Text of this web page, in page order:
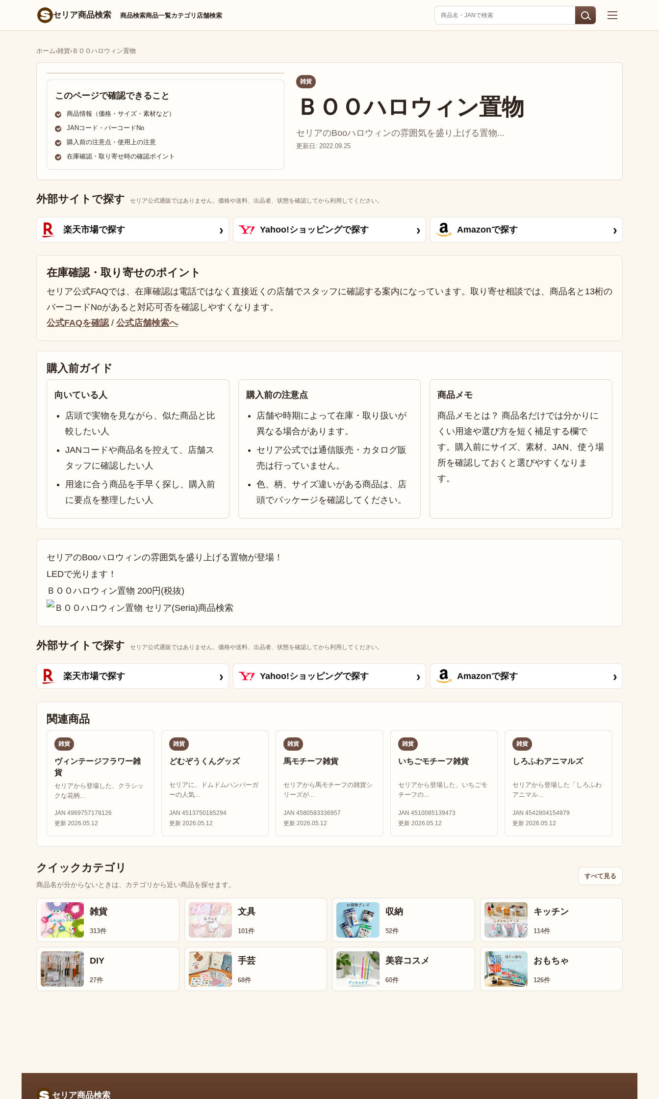
セリア商品検索 商品検索商品一覧カテゴリ 店舗検索
ホーム›雑貨› ＢＯＯハロウィン置物
このページで確認できること
商品情報（価格・サイズ・素材など）
JANコード・バーコードNo
購入前の注意点・使用上の注意
在庫確認・取り寄せ時の確認ポイント
雑貨
ＢＯＯハロウィン置物
セリアのBooハロウィンの雰囲気を盛り上げる置物...
更新日: 2022.09.25
外部サイトで探す セリア公式通販ではありません。価格や送料、出品者、状態を確認してから利用してください。
楽天市場で探す › Yahoo!ショッピングで探す › Amazonで探す ›
在庫確認・取り寄せのポイント
セリア公式FAQでは、在庫確認は電話ではなく直接近くの店舗でスタッフに確認する案内になっています。取り寄せ相談では、商品名と13桁の
バーコードNoがあると対応可否を確認しやすくなります。
公式FAQを確認/ 公式店舗検索へ
購入前ガイド
向いている人
店頭で実物を見ながら、似た商品と比
較したい人
JANコードや商品名を控えて、店舗ス
タッフに確認したい人
用途に合う商品を手早く探し、購入前
に要点を整理したい人
購入前の注意点
店舗や時期によって在庫・取り扱いが
異なる場合があります。
セリア公式では通信販売・カタログ販
売は行っていません。
色、柄、サイズ違いがある商品は、店
頭でパッケージを確認してください。
商品メモ
商品メモとは？ 商品名だけでは分かりに
くい用途や選び方を短く補足する欄で
す。購入前にサイズ、素材、JAN、使う場
所を確認しておくと選びやすくなりま
す。
セリアのBooハロウィンの雰囲気を盛り上げる置物が登場！
LEDで光ります‬！
ＢＯＯハロウィン置物 ‬200円(税抜)
外部サイトで探す セリア公式通販ではありません。価格や送料、出品者、状態を確認してから利用してください。
楽天市場で探す › Yahoo!ショッピングで探す › Amazonで探す ›
関連商品
雑貨
ヴィンテージフラワー雑
貨
セリアから登場した、クラシッ
クな花柄...
JAN 4969757178126
更新 2026.05.12
雑貨
どむぞうくんグッズ
セリアに、ドムドムハンバーガ
ーの人気...
JAN 4513750185294
更新 2026.05.12
雑貨
馬モチーフ雑貨
セリアから馬モチーフの雑貨シ
リーズが...
JAN 4580583336957
更新 2026.05.12
雑貨
いちごモチーフ雑貨
セリアから登場した、いちごモ
チーフの...
JAN 4510085139473
更新 2026.05.12
雑貨
しろふわアニマルズ
セリアから登場した「しろふわ
アニマル...
JAN 4542804154979
更新 2026.05.12
クイックカテゴリ
商品名が分からないときは、カテゴリから近い商品を探せます。
すべて見る
雑貨
313件
文具
101件
収納
52件
キッチン
114件
DIY
27件
手芸
68件
美容コスメ
60件
おもちゃ
126件
セリア商品検索